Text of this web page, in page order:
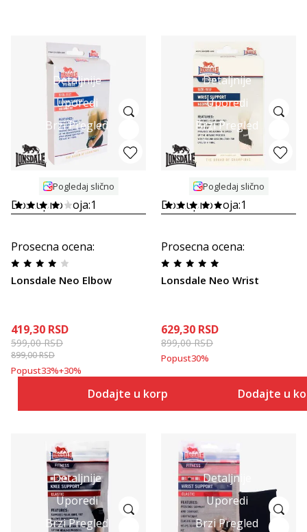
Detaljnije
Uporedi
Brzi Pregled
Pogledaj slično
Dostupno boja:1
Prosecna ocena:
Lonsdale Neo Elbow
419,30 RSD
599,00RSD
899,00RSD
Popust33%+30%
Dodajte u korpu
Detaljnije
Uporedi
Brzi Pregled
Pogledaj slično
Dostupno boja:1
Prosecna ocena:
Lonsdale Neo Wrist
629,30 RSD
899,00RSD
Popust30%
Dodajte u
Detaljnije
Uporedi
Brzi Pregled
Detaljnije
Uporedi
Brzi Pregled